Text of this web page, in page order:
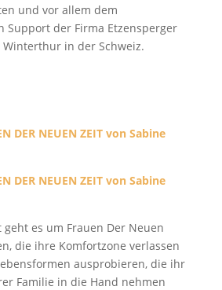
und vor allem dem
Support der Firma Etzensperger
Winterthur in der Schweiz.
DER NEUEN ZEIT von Sabine
DER NEUEN ZEIT von Sabine
geht es um Frauen Der Neuen
die ihre Komfortzone verlassen
ausprobieren, die ihr
Familie in die Hand nehmen